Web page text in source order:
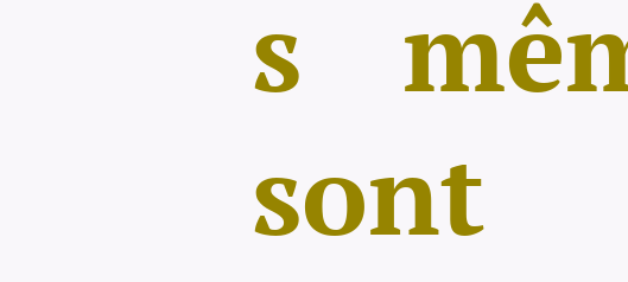
s
sont